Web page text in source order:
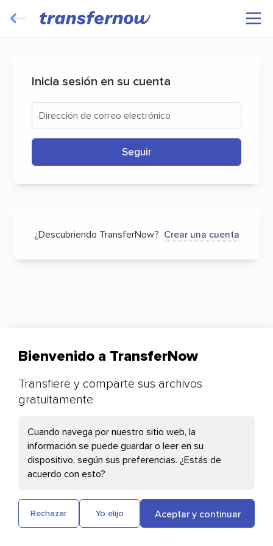
Inicia sesión en su cuenta
Dirección de correo electrónico
Seguir
¿Descubriendo TransferNow? Crear una cuenta
Descubrir TransferNow
Status del servicio
Desarrolladores
Bienvenido a TransferNow
Transfiere y comparte sus archivos
gratuitamente
Cuando navega por nuestro sitio web, la
información se puede guardar o leer en su
dispositivo, según sus preferencias. ¿Estás de
acuerdo con esto?
Rechazar Yo elijo Aceptar y continuar
Sus preferencias de cookies
Las cookies necesarias
de páginas y la autenticación de usuarios